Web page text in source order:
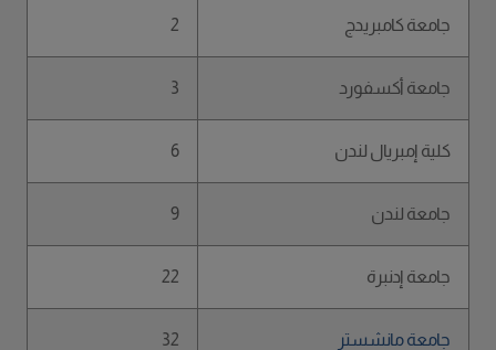
جامعة كامبريدج 2
جامعة أكسفورد 3
كلية إمبريال لندن 6
جامعة لندن 9
جامعة إدنبرة 22
جامعة مانشستر 32